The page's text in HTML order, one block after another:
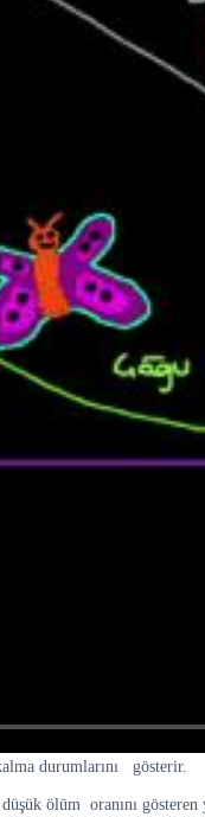
durumlarını gösterir.
ölüm oranını